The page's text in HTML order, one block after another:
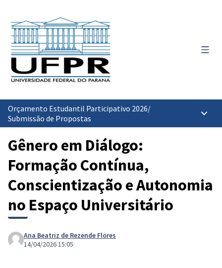
Orçamento Estudantil Participativo 2026/
Submissão de Propostas
Gênero em Diálogo:
Formação Contínua,
Conscientização e Autonomia
no Espaço Universitário
Ana Beatriz de Rezende Flores
14/04/2026 15:05